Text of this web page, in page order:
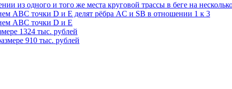
из одного и того же места круговой трассы в беге на
АВС точки D и E делят рёбра AC и SB в отношении 1 к 3
АВС точки D и E
1324 тыс. рублей
910 тыс. рублей